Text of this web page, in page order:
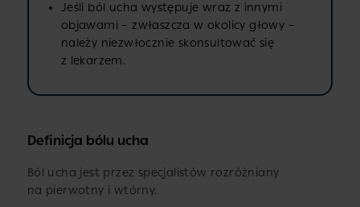
Jeśli ból ucha występuje wraz z innymi
objawami – zwłaszcza w okolicy głowy –
należy niezwłocznie skonsultować się
z lekarzem.
Definicja bólu ucha
Ból ucha jest przez specjalistów rozróżniany
na pierwotny i wtórny.